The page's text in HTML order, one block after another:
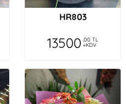
HR803
13500 ,00 TL
+KDV